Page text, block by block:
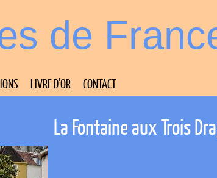
de
LIVRE D’OR CONTACT
La Fontaine aux Trois